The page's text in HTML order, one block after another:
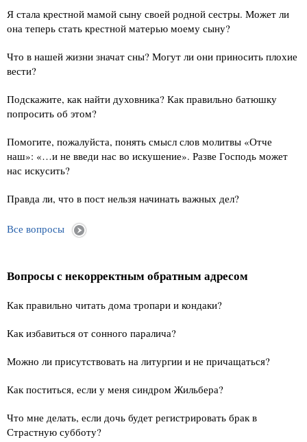
Я стала крестной мамой сыну своей родной сестры. Может ли
она теперь стать крестной матерью моему сыну?
Что в нашей жизни значат сны? Могут ли они приносить плохие
вести?
Подскажите, как найти духовника? Как правильно батюшку
попросить об этом?
Помогите, пожалуйста, понять смысл слов молитвы «Отче
наш»: «…и не введи нас во искушение». Разве Господь может
нас искусить?
Правда ли, что в пост нельзя начинать важных дел?
Все вопросы
Вопросы с некорректным обратным адресом
Как правильно читать дома тропари и кондаки?
Как избавиться от сонного паралича?
Можно ли присутствовать на литургии и не причащаться?
Как поститься, если у меня синдром Жильбера?
Что мне делать, если дочь будет регистрировать брак в
Страстную субботу?